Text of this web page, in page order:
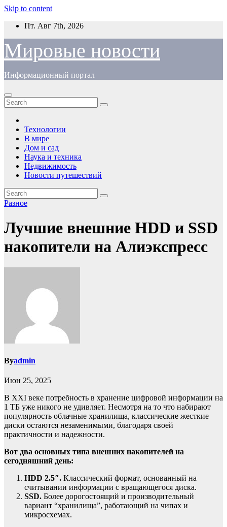
Skip to content
Пт. Авг 7th, 2026
Мировые новости
Информационный портал
Технологии
В мире
Дом и сад
Наука и техника
Недвижимость
Новости путешествий
Разное
Лучшие внешние HDD и SSD
накопители на Алиэкспресс
Byadmin
Июн 25, 2025
В XXI веке потребность в хранение цифровой информации на
1 ТБ уже никого не удивляет. Несмотря на то что набирают
популярность облачные хранилища, классические жесткие
диски остаются незаменимыми, благодаря своей
практичности и надежности.
Вот два основных типа внешних накопителей на
сегодняшний день:
HDD 2.5″. Классический формат, основанный на
считывании информации с вращающегося диска.
SSD. Более дорогостоящий и производительный
вариант “хранилища”, работающий на чипах и
микросхемах.